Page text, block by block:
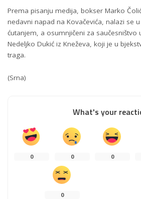
Prema pisanju medija, bokser Marko
nedavni napad na Kovačevića, nalazi se
ćutanjem, a osumnjičeni za saučesništvo
Nedeljko Dukić iz Kneževa, koji je u
traga.
(Srna)
What's your
0 0 0
0